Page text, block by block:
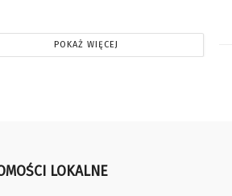
POKAŻ WIĘCEJ
LOKALNE